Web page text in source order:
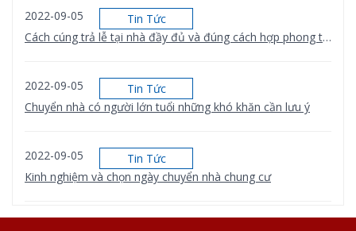
2022-09-05
Tin Tức
Cách cúng trả lễ tại nhà đầy đủ và đúng cách hợp phong thủy
2022-09-05
Tin Tức
Chuyển nhà có người lớn tuổi những khó khăn cần lưu ý
2022-09-05
Tin Tức
Kinh nghiệm và chọn ngày chuyển nhà chung cư